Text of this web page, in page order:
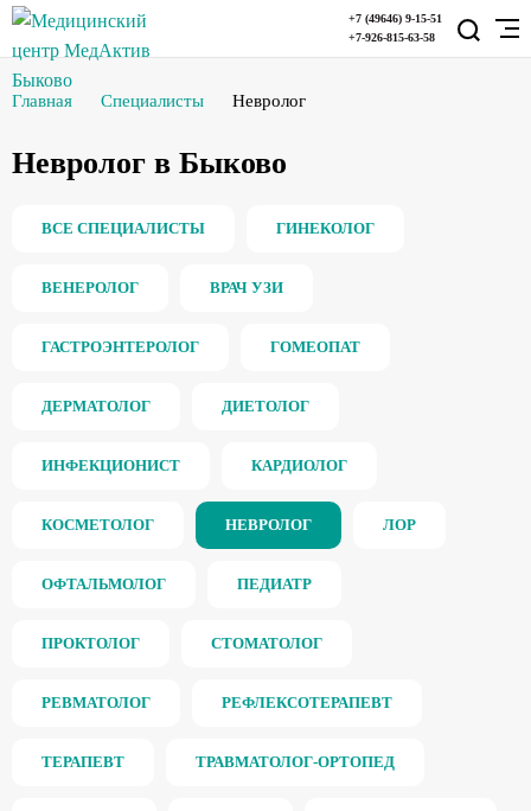
+7 (49646) 9-15-51
+7-926-815-63-58
Главная Специалисты Невролог
Невролог в Быково
ВСЕ СПЕЦИАЛИСТЫ ГИНЕКОЛОГ
ВЕНЕРОЛОГ ВРАЧ УЗИ
ГАСТРОЭНТЕРОЛОГ ГОМЕОПАТ
ДЕРМАТОЛОГ ДИЕТОЛОГ
ИНФЕКЦИОНИСТ КАРДИОЛОГ
КОСМЕТОЛОГ НЕВРОЛОГ ЛОР
ОФТАЛЬМОЛОГ ПЕДИАТР
ПРОКТОЛОГ СТОМАТОЛОГ
РЕВМАТОЛОГ РЕФЛЕКСОТЕРАПЕВТ
ТЕРАПЕВТ ТРАВМАТОЛОГ-ОРТОПЕД